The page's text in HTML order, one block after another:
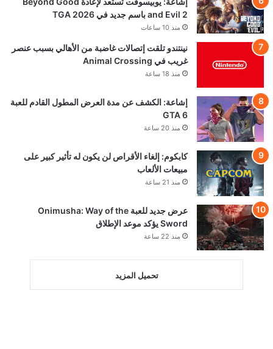
and Evil 2 باسم جديد في TGA 2026
منذ 10 ساعات
نينتندو تلقت إتصالات غاضبة من الأهالي بسبب عنصر
غريب في Animal Crossing
منذ 18 ساعة
إشاعة: الكشف عن مدة العرض المطول القادم للعبة
GTA 6
منذ 20 ساعة
كابكوم: إلغاء الأقراص لن يكون له تأثير كبير على
مبيعات الألعاب
منذ 21 ساعة
عرض جديد للعبة Onimusha: Way of the
Sword يؤكد موعد الإطلاق
منذ 22 ساعة
تحميل المزيد